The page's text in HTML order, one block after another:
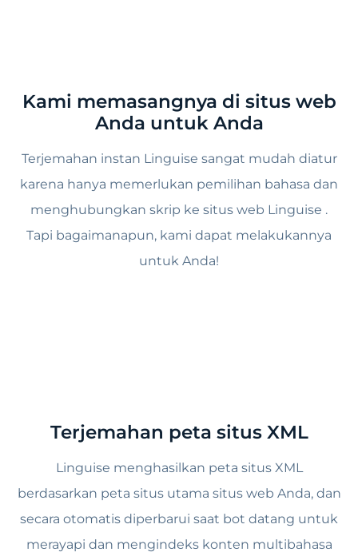
Kami memasangnya di situs web
Anda untuk Anda
Terjemahan instan Linguise sangat mudah diatur
karena hanya memerlukan pemilihan bahasa dan
menghubungkan skrip ke situs web Linguise .
Tapi bagaimanapun, kami dapat melakukannya
untuk Anda!
Terjemahan peta situs XML
Linguise menghasilkan peta situs XML
berdasarkan peta situs utama situs web Anda, dan
secara otomatis diperbarui saat bot datang untuk
merayapi dan mengindeks konten multibahasa